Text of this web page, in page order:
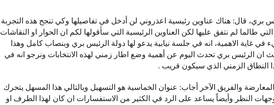
بري، قال: هناك عناوين رئيسية اعذروني لن أدخل في تفاصيلها وكي تنجح هذه التجربة
طالما لم نتفق عليها لكن العناوين الرئيسية التي سأقولها لكم ان الحوار او النقاشات
غاية الاهمية، انه في جلسة نيابية يدعو لها دولة الرئيس بري وبنصاب كامل وهذا
ان الرئيس بري تحدث اليوم عن أهمية وضع اطار زمني لهذه الانتخابات ونرجو انه في
النطاق الزمني الذي سيكون قريب .
والفريق الآخر أجاب: عنوان الخماسية هو التسهيل وبالتالي هذا المسهل يتحرك
النظر وأيضاً يساعد على الرد في الكثير من الاستفسارات ان كان لهذا الطرف او